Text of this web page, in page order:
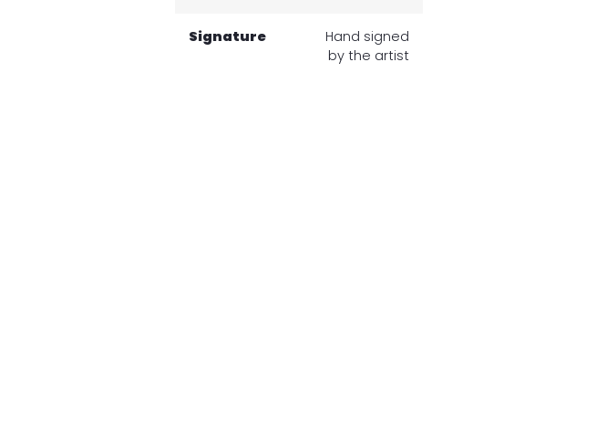
Signature
Hand signed
by the artist